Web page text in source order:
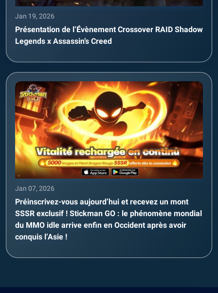
Jan 19, 2026
Présentation de l’Évènement Crossover RAID Shadow
Legends x Assassin’s Creed
Jan 07, 2026
Préinscrivez-vous aujourd’hui et recevez un mont
SSSR exclusif ! Stickman GO : le phénomène mondial
du MMO idle arrive enfin en Occident après avoir
conquis l’Asie !